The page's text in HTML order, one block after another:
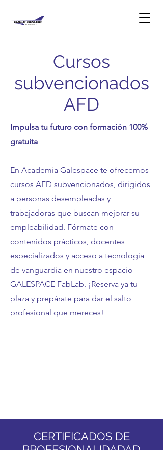
Cursos
subvencionados
AFD
Impulsa tu futuro con formación 100%
gratuita
En Academia Galespace te ofrecemos
cursos AFD subvencionados, dirigidos
a personas desempleadas y
trabajadoras que buscan mejorar su
empleabilidad. Fórmate con
contenidos prácticos, docentes
especializados y acceso a tecnología
de vanguardia en nuestro espacio
GALESPACE FabLab. ¡Reserva ya tu
plaza y prepárate para dar el salto
profesional que mereces!
CERTIFICADOS DE